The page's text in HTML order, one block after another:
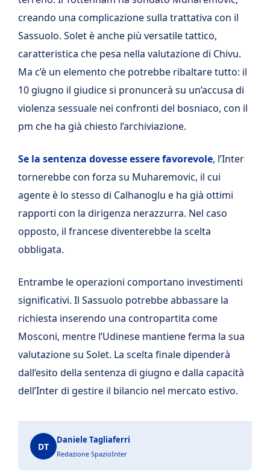
creando una complicazione sulla trattativa con il
Sassuolo. Solet è anche più versatile tattico,
caratteristica che pesa nella valutazione di Chivu.
Ma c’è un elemento che potrebbe ribaltare tutto: il
10 giugno il giudice si pronuncerà su un’accusa di
violenza sessuale nei confronti del bosniaco, con il
pm che ha già chiesto l’archiviazione.
Se la sentenza dovesse essere favorevole, l’Inter
tornerebbe con forza su Muharemovic, il cui
agente è lo stesso di Calhanoglu e ha già ottimi
rapporti con la dirigenza nerazzurra. Nel caso
opposto, il francese diventerebbe la scelta
obbligata.
Entrambe le operazioni comportano investimenti
significativi. Il Sassuolo potrebbe abbassare la
richiesta inserendo una contropartita come
Mosconi, mentre l’Udinese mantiene ferma la sua
valutazione su Solet. La scelta finale dipenderà
dall’esito della sentenza di giugno e dalla capacità
dell’Inter di gestire il bilancio nel mercato estivo.
DT
Daniele Tagliaferri
Redazione SpazioInter